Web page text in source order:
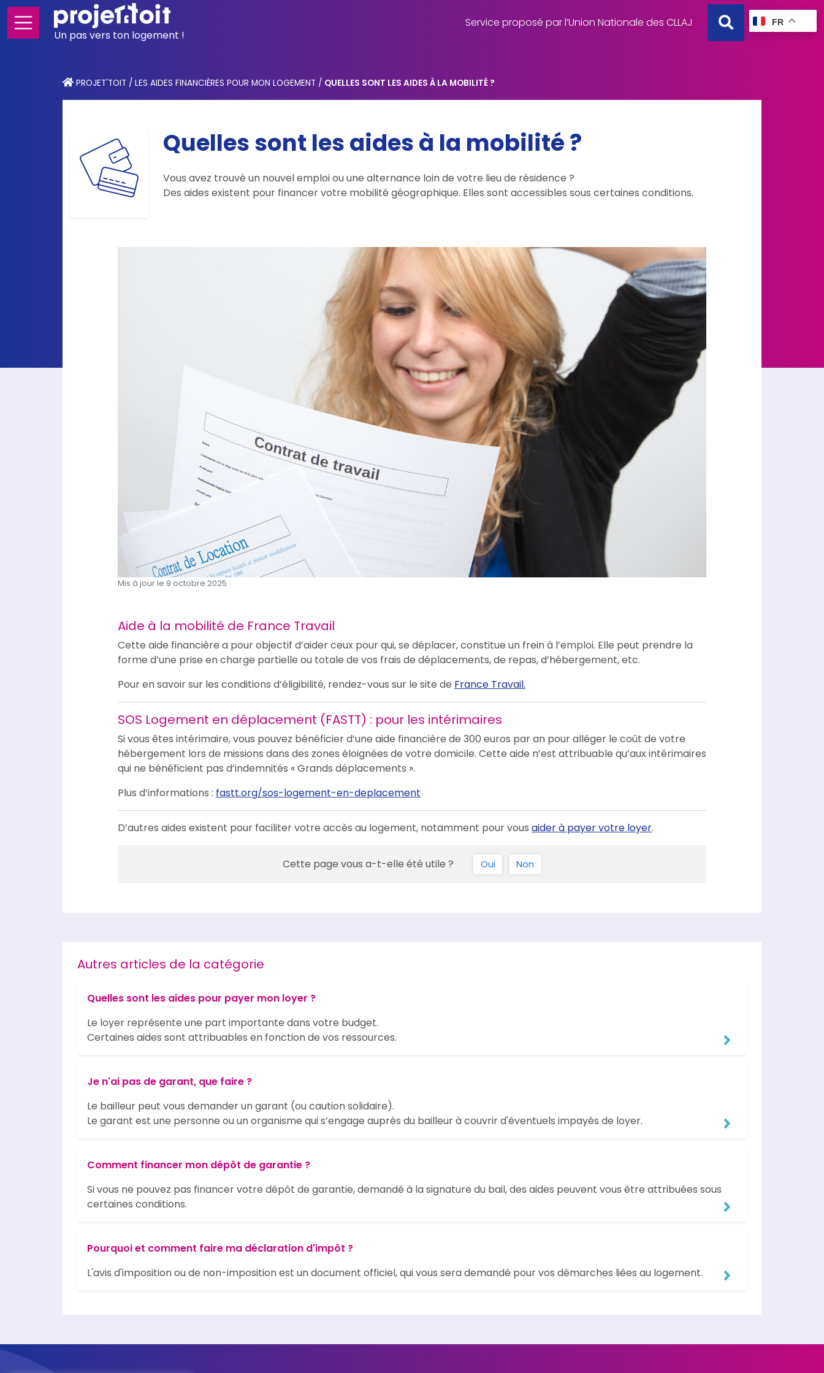
Un pas vers ton logement !
Service proposé par l’Union Nationale des CLLAJ FR
PROJET'TOIT / LES AIDES FINANCIÈRES POUR MON LOGEMENT / QUELLES SONT LES AIDES À LA MOBILITÉ ?
Quelles sont les aides à la mobilité ?
Vous avez trouvé un nouvel emploi ou une alternance loin de votre lieu de résidence ?
Des aides existent pour financer votre mobilité géographique. Elles sont accessibles sous certaines conditions.
Mis à jour le 9 octobre 2025
Aide à la mobilité de France Travail
Cette aide financière a pour objectif d’aider ceux pour qui, se déplacer, constitue un frein à l’emploi. Elle peut prendre la
forme d’une prise en charge partielle ou totale de vos frais de déplacements, de repas, d’hébergement, etc.
Pour en savoir sur les conditions d’éligibilité, rendez-vous sur le site de France Travail.
SOS Logement en déplacement (FASTT) : pour les intérimaires
Si vous êtes intérimaire, vous pouvez bénéficier d’une aide financière de 300 euros par an pour alléger le coût de votre
hébergement lors de missions dans des zones éloignées de votre domicile. Cette aide n’est attribuable qu’aux intérimaires
qui ne bénéficient pas d’indemnités « Grands déplacements ».
Plus d’informations : fastt.org/sos-logement-en-deplacement
D’autres aides existent pour faciliter votre accès au logement, notamment pour vous aider à payer votre loyer.
Cette page vous a-t-elle été utile ? Oui Non
Autres articles de la catégorie
Quelles sont les aides pour payer mon loyer ?
Le loyer représente une part importante dans votre budget.
Certaines aides sont attribuables en fonction de vos ressources.
Je n'ai pas de garant, que faire ?
Le bailleur peut vous demander un garant (ou caution solidaire).
Le garant est une personne ou un organisme qui s’engage auprès du bailleur à couvrir d'éventuels impayés de loyer.
Comment financer mon dépôt de garantie ?
Si vous ne pouvez pas financer votre dépôt de garantie, demandé à la signature du bail, des aides peuvent vous être attribuées sous
certaines conditions.
Pourquoi et comment faire ma déclaration d'impôt ?
L'avis d'imposition ou de non-imposition est un document officiel, qui vous sera demandé pour vos démarches liées au logement.